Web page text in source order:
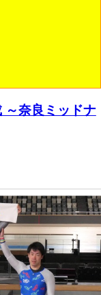
～奈良ミッドナ